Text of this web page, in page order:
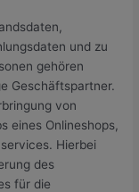
und zu
gehören
Geschäftspartner.
von
eines Onlineshops,
Hierbei
des
für die